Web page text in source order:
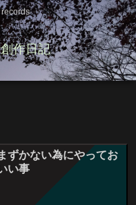
作日記
ずかない為にやってお
い事